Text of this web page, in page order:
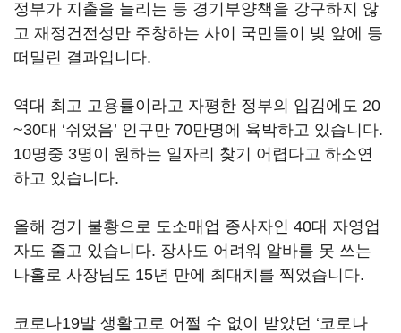
정부가 지출을 늘리는 등 경기부양책을 강구하지 않
고 재정건전성만 주창하는 사이 국민들이 빚 앞에 등
떠밀린 결과입니다.
역대 최고 고용률이라고 자평한 정부의 입김에도 20
~30대 ‘쉬었음’ 인구만 70만명에 육박하고 있습니다.
10명중 3명이 원하는 일자리 찾기 어렵다고 하소연
하고 있습니다.
올해 경기 불황으로 도소매업 종사자인 40대 자영업
자도 줄고 있습니다. 장사도 어려워 알바를 못 쓰는
나홀로 사장님도 15년 만에 최대치를 찍었습니다.
코로나19발 생활고로 어쩔 수 없이 받았던 ‘코로나